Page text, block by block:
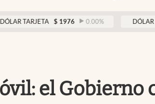
$ 1976 0.00% DÓLAR MEP $
el Gobierno